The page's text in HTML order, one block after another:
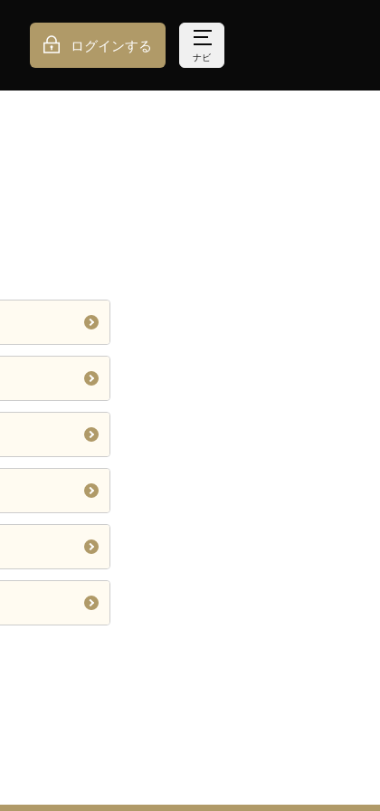
ログインする
ナビ